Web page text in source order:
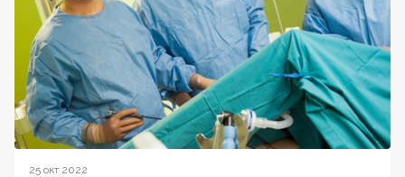
25 окт 2022